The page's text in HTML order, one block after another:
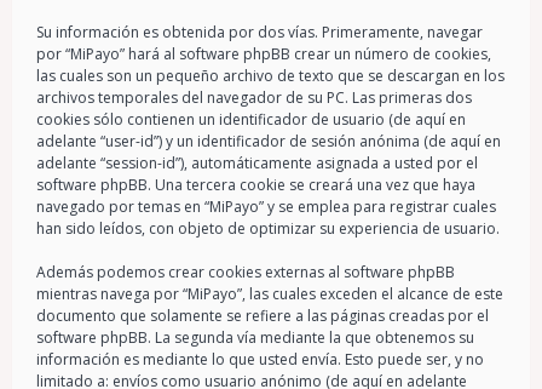
Su información es obtenida por dos vías. Primeramente, navegar
por “MiPayo” hará al software phpBB crear un número de cookies,
las cuales son un pequeño archivo de texto que se descargan en los
archivos temporales del navegador de su PC. Las primeras dos
cookies sólo contienen un identificador de usuario (de aquí en
adelante “user-id”) y un identificador de sesión anónima (de aquí en
adelante “session-id”), automáticamente asignada a usted por el
software phpBB. Una tercera cookie se creará una vez que haya
navegado por temas en “MiPayo” y se emplea para registrar cuales
han sido leídos, con objeto de optimizar su experiencia de usuario.
Además podemos crear cookies externas al software phpBB
mientras navega por “MiPayo”, las cuales exceden el alcance de este
documento que solamente se refiere a las páginas creadas por el
software phpBB. La segunda vía mediante la que obtenemos su
información es mediante lo que usted envía. Esto puede ser, y no
limitado a: envíos como usuario anónimo (de aquí en adelante